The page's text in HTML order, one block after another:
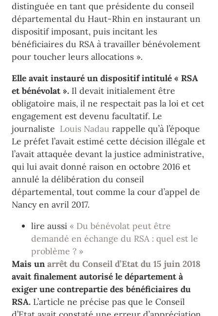
distinguée en tant que présidente du conseil
départemental du Haut-Rhin en instaurant un
dispositif imposant, puis incitant les
bénéficiaires du RSA à travailler bénévolement
pour toucher leurs allocations ».
Elle avait instauré un dispositif intitulé « RSA
et bénévolat ». Il devait initialement être
obligatoire mais, il ne respectait pas la loi et cet
engagement est devenu facultatif. Le
journaliste Louis Nadau rappelle qu’à l’époque
Le préfet l’avait estimé cette décision illégale et
l’avait attaquée devant la justice administrative,
qui lui avait donné raison en octobre 2016 et
annulé la délibération du conseil
départemental, tout comme la cour d’appel de
Nancy en avril 2017.
lire aussi « Du bénévolat peut être
demandé en échange du RSA : quel est le
problème ? »
Mais un arrêt du Conseil d’Etat du 15 juin 2018
avait finalement autorisé le département à
exiger une contrepartie des bénéficiaires du
RSA. L’article ne précise pas que le Conseil